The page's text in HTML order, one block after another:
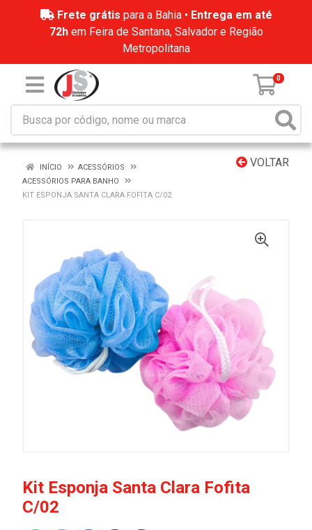
Frete grátis para a Bahia • Entrega em até
72hem Feira de Santana, Salvador e Região
Metropolitana
0
VOLTAR
INÍCIO
ACESSÓRIOS
ACESSÓRIOS PARA BANHO
KIT ESPONJA SANTA CLARA FOFITA C/02
Kit Esponja Santa Clara Fofita
C/02